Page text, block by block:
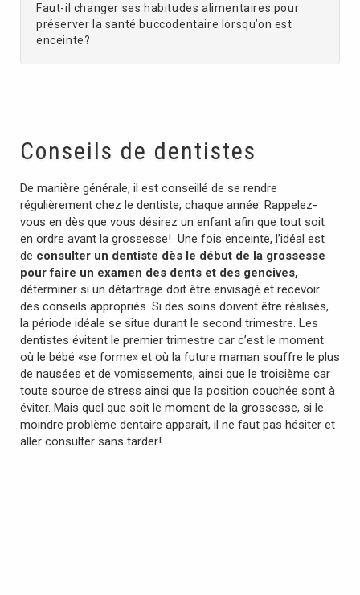
Faut-il changer ses habitudes alimentaires pour
préserver la santé buccodentaire lorsqu’on est
enceinte?
Conseils de dentistes
De manière générale, il est conseillé de se rendre
régulièrement chez le dentiste, chaque année. Rappelez-
vous en dès que vous désirez un enfant afin que tout soit
en ordre avant la grossesse! Une fois enceinte, l’idéal est
de consulter un dentiste dès le début de la grossesse
pour faire un examen des dents et des gencives,
déterminer si un détartrage doit être envisagé et recevoir
des conseils appropriés. Si des soins doivent être réalisés,
la période idéale se situe durant le second trimestre. Les
dentistes évitent le premier trimestre car c’est le moment
où le bébé «se forme» et où la future maman souffre le plus
de nausées et de vomissements, ainsi que le troisième car
toute source de stress ainsi que la position couchée sont à
éviter. Mais quel que soit le moment de la grossesse, si le
moindre problème dentaire apparaît, il ne faut pas hésiter et
aller consulter sans tarder!